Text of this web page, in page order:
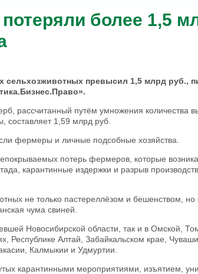
более 1,5
сельхозживотных превысил 1,5 млрд руб.,
рассчитанный путём умножения количества
составляет 1,59 млрд руб.
фермеры и личные подсобные хозяйства.
потерь фермеров, которые
карантинные издержки и разрыв
не только пастереллёзом и бешенством, но
чума свиней.
Новосибирской области, так и в Омской,
Республике Алтай, Забайкальском крае,
Калмыкии и Удмуртии.
карантинными мероприятиями, изъятием,